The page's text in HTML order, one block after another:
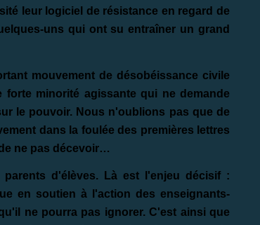
leur logiciel de résistance en regard de
uns qui ont su entraîner un grand
mouvement de désobéissance civile
minorité agissante qui ne demande
le pouvoir. Nous n'oublions pas que de
dans la foulée des premières lettres
ne pas décevoir…
d'élèves. Là est l'enjeu décisif :
en soutien à l'action des enseignants-
ne pourra pas ignorer. C'est ainsi que